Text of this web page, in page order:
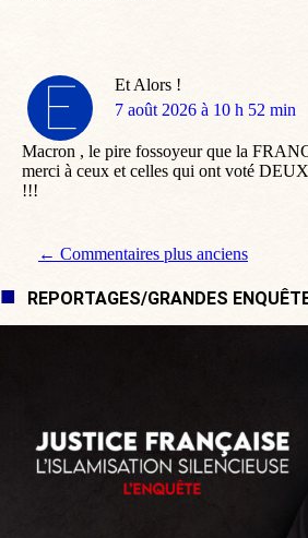
Et Alors !
dit
7 août 2026 à 10 h 52 min
Macron , le pire fossoyeur que la
merci à ceux et celles qui ont voté
!!!
Navigation de commentaire
← Commentaires plus anciens
REPORTAGES/GRANDES